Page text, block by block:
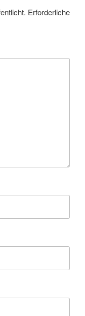
Erforderliche